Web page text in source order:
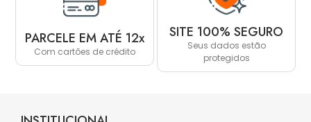
PARCELE EM ATÉ 12x
Com cartões de crédito
SITE 100% SEGURO
Seus dados estão
protegidos